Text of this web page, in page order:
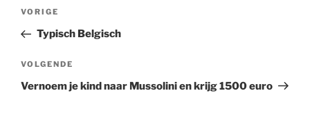
Berichtnavigatie
Vorig
bericht
VORIGE
Typisch Belgisch
Volgend
bericht
VOLGENDE
Vernoem je kind naar Mussolini en krijg 1500 euro